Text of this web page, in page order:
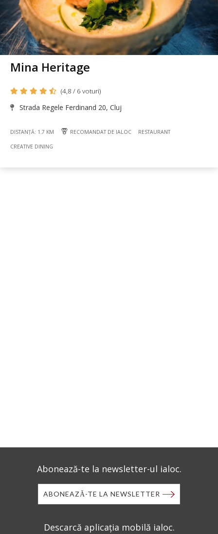
Mina Heritage
(4,8 / 6 voturi)
Strada Regele Ferdinand 20, Cluj
DISTANȚĂ: 1.7 KM RECOMANDAT DE IALOC RESTAURANT
CREATIVE DINING
Abonează-te la newsletter-ul ialoc.
ABONEAZĂ-TE LA NEWSLETTER
Descarcă aplicația mobilă ialoc.